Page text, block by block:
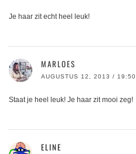
Je haar zit echt heel leuk!
MARLOES
AUGUSTUS 12, 2013 / 19:50
Staat je heel leuk! Je haar zit mooi zeg!
ELINE